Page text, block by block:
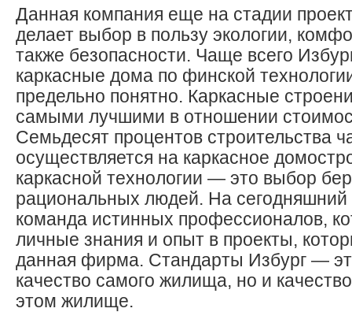
Данная компания еще на стадии
делает выбор в пользу экологии,
также безопасности. Чаще всего
каркасные дома по финской
предельно понятно. Каркасные
самыми лучшими в отношении
Семьдесят процентов строительства
осуществляется на каркасное
каркасной технологии — это выбор
рациональных людей. На
команда истинных профессионалов,
личные знания и опыт в проекты,
данная фирма. Стандарты Избург —
качество самого жилища, но и
этом жилище.